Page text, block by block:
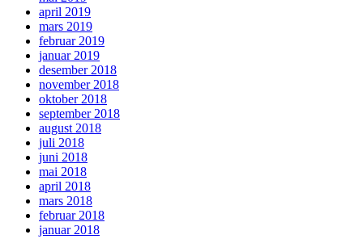
april 2019
mars 2019
februar 2019
januar 2019
desember 2018
november 2018
oktober 2018
september 2018
august 2018
juli 2018
juni 2018
mai 2018
april 2018
mars 2018
februar 2018
januar 2018